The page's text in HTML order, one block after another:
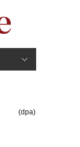
(dpa)